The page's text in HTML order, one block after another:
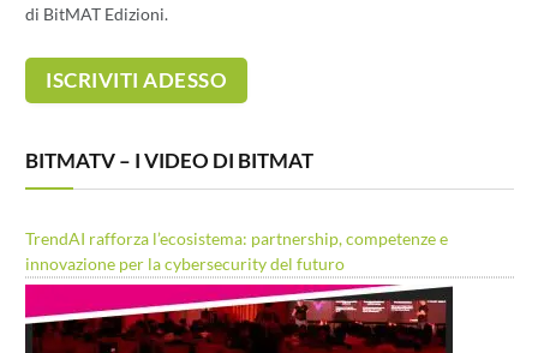
di BitMAT Edizioni.
BITMATV – I VIDEO DI BITMAT
TrendAI rafforza l’ecosistema: partnership, competenze e
innovazione per la cybersecurity del futuro